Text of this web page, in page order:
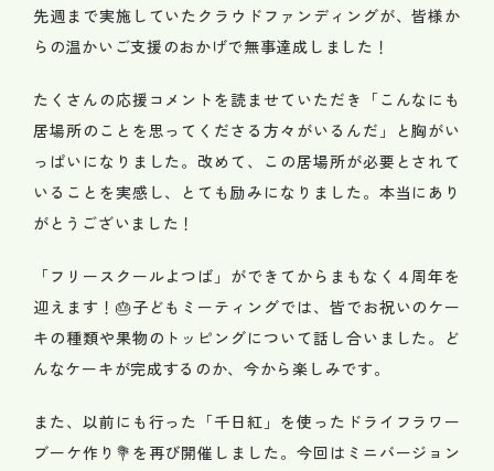
先週まで実施していたクラウドファンディングが、皆様か
らの温かいご支援のおかげで無事達成しました！
たくさんの応援コメントを読ませていただき「こんなにも
居場所のことを思ってくださる方々がいるんだ」と胸がい
っぱいになりました。改めて、この居場所が必要とされて
いることを実感し、とても励みになりました。本当にあり
がとうございました！
「フリースクールよつば」ができてからまもなく４周年を
迎えます！🎂子どもミーティングでは、皆でお祝いのケー
キの種類や果物のトッピングについて話し合いました。ど
んなケーキが完成するのか、今から楽しみです。
また、以前にも行った「千日紅」を使ったドライフラワー
ブーケ作り💐を再び開催しました。今回はミニバージョン